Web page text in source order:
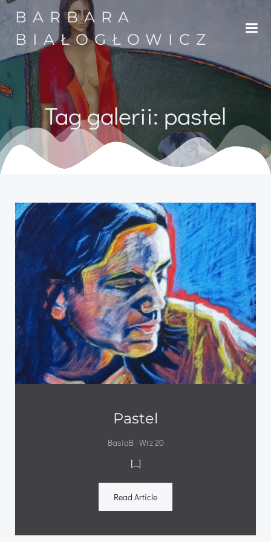
treści
BARBARA
BIAŁOGŁOWICZ
Tag galerii: pastel
Pastel
BasiaB -Wrz 20
[…]
Read Article